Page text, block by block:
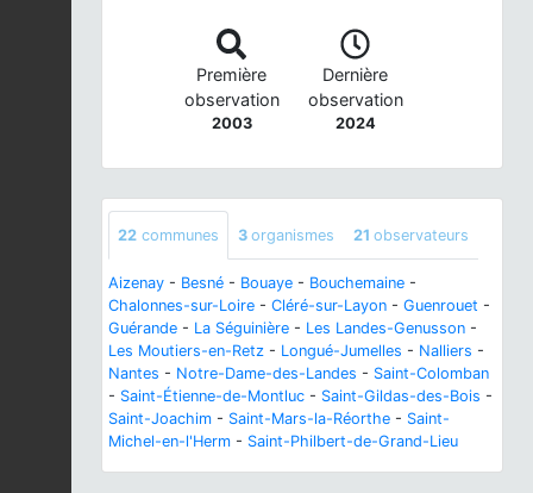
Première
observation
2003
Dernière
observation
2024
22 communes 3 organismes 21 observateurs
Aizenay - Besné - Bouaye - Bouchemaine -
Chalonnes-sur-Loire - Cléré-sur-Layon - Guenrouet -
Guérande - La Séguinière - Les Landes-Genusson -
Les Moutiers-en-Retz - Longué-Jumelles - Nalliers -
Nantes - Notre-Dame-des-Landes - Saint-Colomban
- Saint-Étienne-de-Montluc - Saint-Gildas-des-Bois -
Saint-Joachim - Saint-Mars-la-Réorthe - Saint-
Michel-en-l'Herm - Saint-Philbert-de-Grand-Lieu